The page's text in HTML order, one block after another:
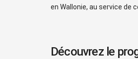
en Wallonie, au service
Découvrez le